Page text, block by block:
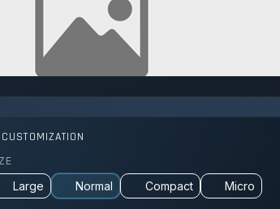
ACHIEVEMENTS
CUSTOMIZATION
Large Normal Compact Micro